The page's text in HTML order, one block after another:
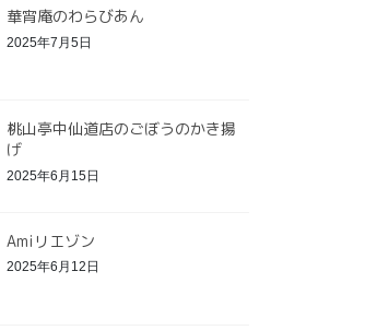
華宵庵のわらびあん
2025年7月5日
桃山亭中仙道店のごぼうのかき揚
げ
2025年6月15日
Amiリエゾン
2025年6月12日